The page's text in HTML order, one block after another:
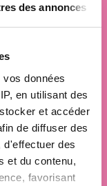
des annonces
vos données
en utilisant des
et accéder
de diffuser des
d'effectuer des
et du contenu,
favorisant